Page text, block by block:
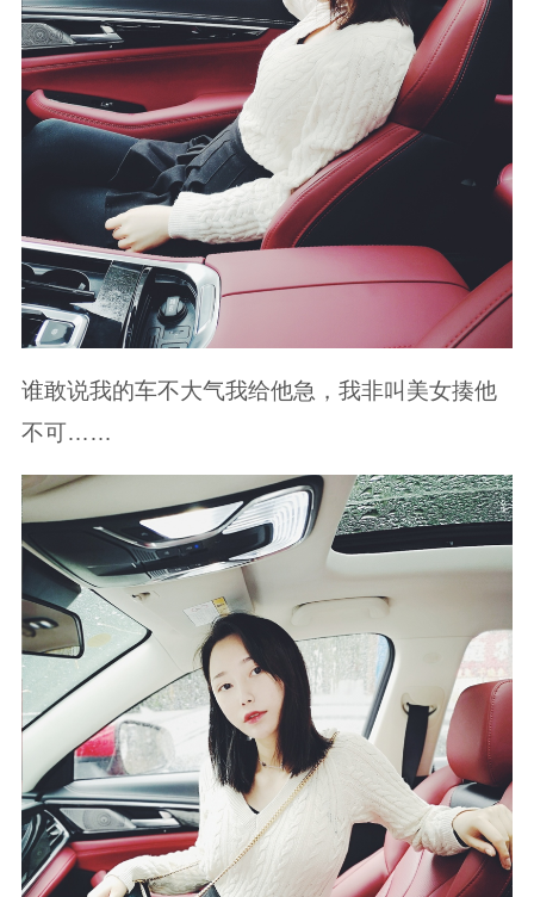
前挡位置说实话还是最难也是最常要清理的地
方，但我的视线却离不开老婆。
超豪华的内饰，大气美观，充满科技感的操控
台，自豪感油然而生。就这样静静的趴着，享受